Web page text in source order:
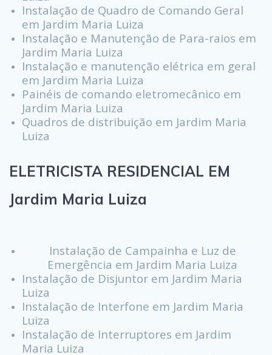
Instalação de Quadro de Comando Geral
em Jardim Maria Luiza
Instalação e Manutenção de Para-raios em
Jardim Maria Luiza
Instalação e manutenção elétrica em geral
em Jardim Maria Luiza
Painéis de comando eletromecânico em
Jardim Maria Luiza
Quadros de distribuição em Jardim Maria
Luiza
ELETRICISTA RESIDENCIAL EM
Jardim Maria Luiza
Instalação de Campainha e Luz de
Emergência em Jardim Maria Luiza
Instalação de Disjuntor em Jardim Maria
Luiza
Instalação de Interfone em Jardim Maria
Luiza
Instalação de Interruptores em Jardim
Maria Luiza